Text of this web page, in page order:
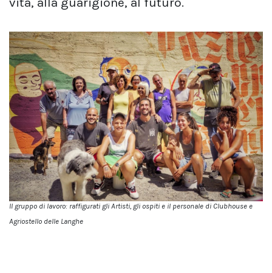
Il gruppo di lavoro: raffigurati gli Artisti, gli ospiti e il personale di Clubhouse e
Agriostello delle Langhe